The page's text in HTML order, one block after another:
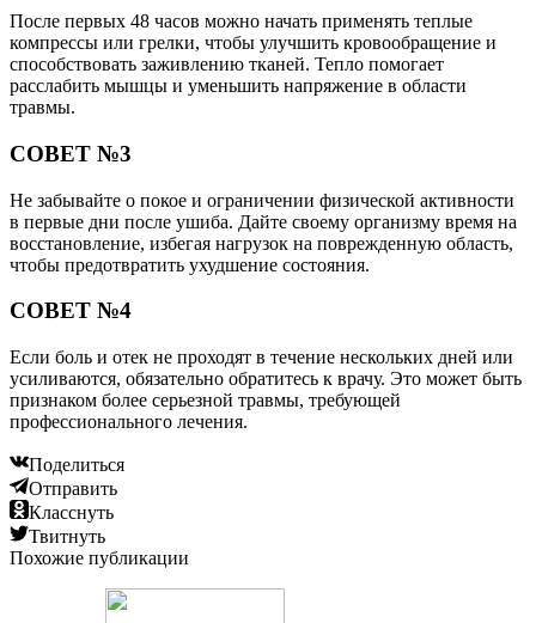
После первых 48 часов можно начать применять теплые
компрессы или грелки, чтобы улучшить кровообращение и
способствовать заживлению тканей. Тепло помогает
расслабить мышцы и уменьшить напряжение в области
травмы.
СОВЕТ №3
Не забывайте о покое и ограничении физической активности
в первые дни после ушиба. Дайте своему организму время на
восстановление, избегая нагрузок на поврежденную область,
чтобы предотвратить ухудшение состояния.
СОВЕТ №4
Если боль и отек не проходят в течение нескольких дней или
усиливаются, обязательно обратитесь к врачу. Это может быть
признаком более серьезной травмы, требующей
профессионального лечения.
Поделиться
Отправить
Класснуть
Твитнуть
Похожие публикации